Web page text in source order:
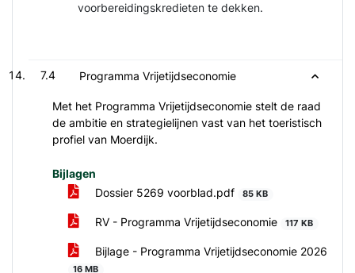
voorbereidingskredieten te dekken.
7.4 Programma Vrijetijdseconomie
Met het Programma Vrijetijdseconomie stelt de raad
de ambitie en strategielijnen vast van het toeristisch
profiel van Moerdijk.
Bijlagen
Dossier 5269 voorblad.pdf
85 KB
RV - Programma Vrijetijdseconomie 117 KB
Bijlage - Programma Vrijetijdseconomie 2026
16 MB